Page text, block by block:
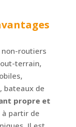
routiers
terrain,
bateaux de
propre et
partir de